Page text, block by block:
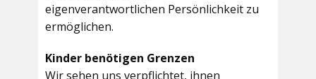
eigenverantwortlichen Persönlichkeit zu
ermöglichen.
Kinder benötigen Grenzen
Wir sehen uns verpflichtet, ihnen